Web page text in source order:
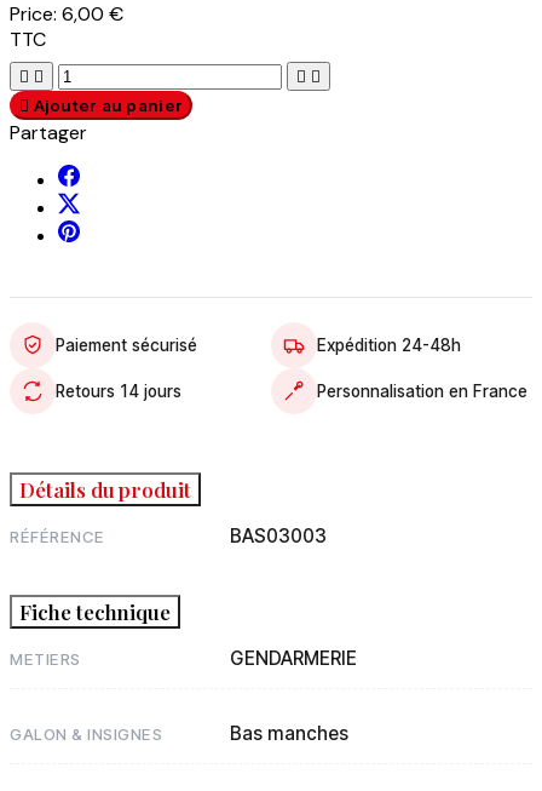
Price: 6,00 €
TTC
   
 Ajouter au panier
Partager
Paiement sécurisé Expédition 24-48h
Retours 14 jours Personnalisation en France
Détails du produit
RÉFÉRENCE BAS03003
Fiche technique
METIERS GENDARMERIE
GALON & INSIGNES Bas manches